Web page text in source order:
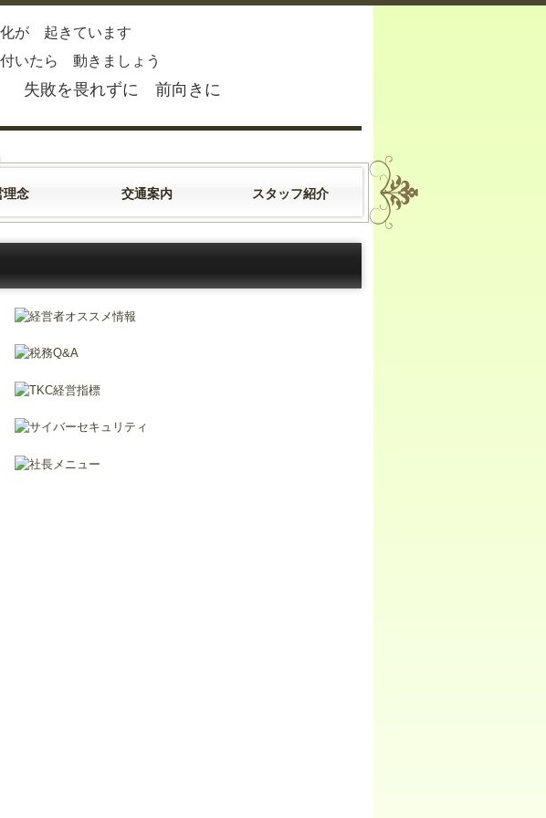
化が 起きています
たら 動きましょう
畏れずに 前向きに
理念 交通案内 スタッフ紹介